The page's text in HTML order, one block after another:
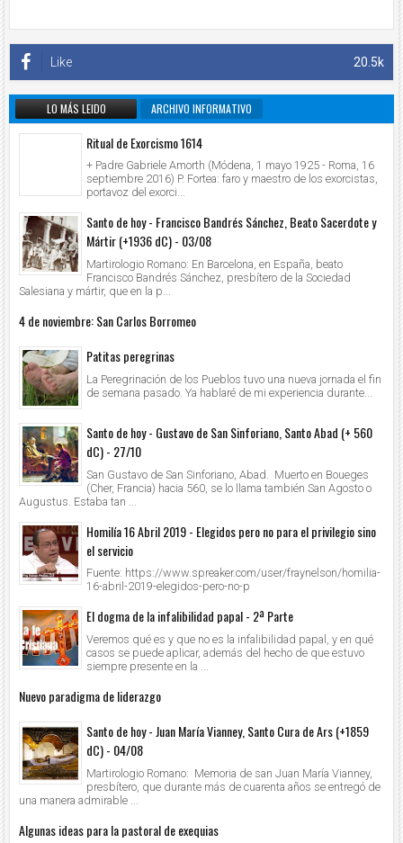
20.5k
Like
LO MÁS LEIDO ARCHIVO INFORMATIVO
Ritual de Exorcismo 1614
+ Padre Gabriele Amorth (Módena, 1 mayo 1925 - Roma, 16
septiembre 2016) P. Fortea: faro y maestro de los exorcistas,
portavoz del exorci...
Santo de hoy - Francisco Bandrés Sánchez, Beato Sacerdote y
Mártir (+1936 dC) - 03/08
Martirologio Romano: En Barcelona, en España, beato
Francisco Bandrés Sánchez, presbítero de la Sociedad
Salesiana y mártir, que en la p...
4 de noviembre: San Carlos Borromeo
Patitas peregrinas
La Peregrinación de los Pueblos tuvo una nueva jornada el fin
de semana pasado. Ya hablaré de mi experiencia durante...
Santo de hoy - Gustavo de San Sinforiano, Santo Abad (+ 560
dC) - 27/10
San Gustavo de San Sinforiano, Abad. Muerto en Boueges
(Cher, Francia) hacia 560, se lo llama también San Agosto o
Augustus. Estaba tan ...
Homilía 16 Abril 2019 - Elegidos pero no para el privilegio sino
el servicio
Fuente: https://www.spreaker.com/user/fraynelson/homilia-
16-abril-2019-elegidos-pero-no-p
El dogma de la infalibilidad papal - 2ª Parte
Veremos qué es y que no es la infalibilidad papal, y en qué
casos se puede aplicar, además del hecho de que estuvo
siempre presente en la ...
Nuevo paradigma de liderazgo
Santo de hoy - Juan María Vianney, Santo Cura de Ars (+1859
dC) - 04/08
Martirologio Romano: Memoria de san Juan María Vianney,
presbítero, que durante más de cuarenta años se entregó de
una manera admirable ...
Algunas ideas para la pastoral de exequias